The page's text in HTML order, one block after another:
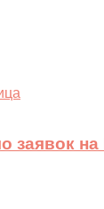
заявок